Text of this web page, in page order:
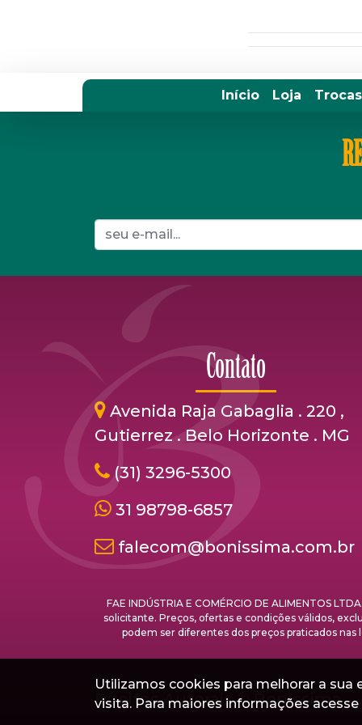
Início Loja
Contato
Avenida Raja Gabaglia . 220 ,
Gutierrez . Belo Horizonte . MG
(31) 3296-5300
31 98798-6857
falecom@bonissima.com.br
FAE INDÚSTRIA E COMÉRCIO DE ALIMENTOS
solicitante. Preços, ofertas e condições válidos,
podem ser diferentes dos preços praticados nas
Direitos Autorais © Boníssima
Utilizamos cookies para melhorar a
visita. Para maiores informações